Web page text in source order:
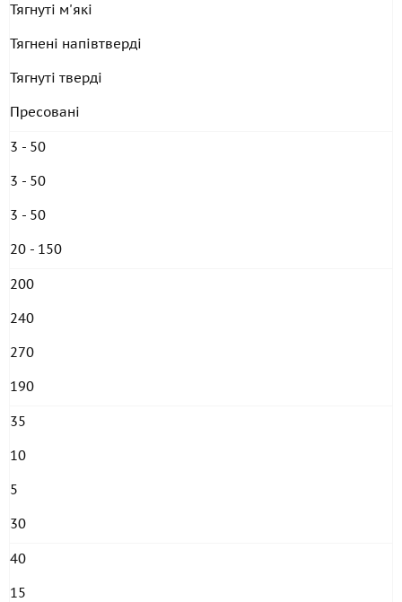
Тягнуті м'які
Тягнені напівтверді
Тягнуті тверді
Пресовані
3 - 50
3 - 50
3 - 50
20 - 150
200
240
270
190
35
10
5
30
40
15